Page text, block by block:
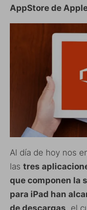
AppStore de
Al día de hoy nos
las tres
que componen la
para iPad han
de descargas, el